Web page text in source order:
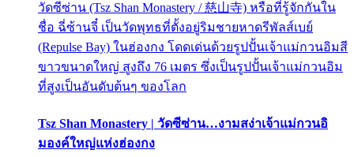
วัดซีซ่าน (Tsz Shan Monastery / 慈山寺) หรือที่รู้จักกันใน
ชื่อ ฉี่ซ้านจี๋ เป็นวัดพุทธที่ตั้งอยู่ริมชายหาดรีพัลส์เบย์
(Repulse Bay) ในฮ่องกง โดดเด่นด้วยรูปปั้นเจ้าแม่กวนอิมสี
ขาวขนาดใหญ่ สูงถึง 76 เมตร ซึ่งเป็นรูปปั้นเจ้าแม่กวนอิม
ที่สูงเป็นอันดับต้นๆ ของโลก
Tsz Shan Monastery | วัดซีซ่าน…งามสง่าเจ้าแม่กวนอิ
มองค์ใหญ่แห่งฮ่องกง